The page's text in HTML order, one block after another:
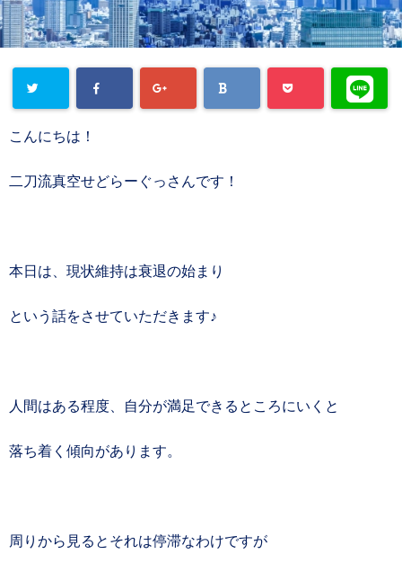
こんにちは！
二刀流真空せどらーぐっさんです！
本日は、現状維持は衰退の始まり
という話をさせていただきます♪
人間はある程度、自分が満足できるところにいくと
落ち着く傾向があります。
周りから見るとそれは停滞なわけですが